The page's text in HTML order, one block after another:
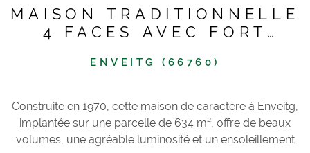
MAISON TRADITIONNELLE
4 FACES AVEC FORT
ENVEITG (66760)
Construite en 1970, cette maison de caractère à Enveitg,
implantée sur une parcelle de 634 m², offre de beaux
volumes, une agréable luminosité et un ensoleillement